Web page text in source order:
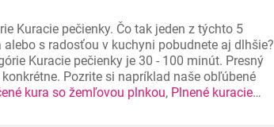
Kuracie pečienky. Čo tak jeden z týchto 5
s radosťou v kuchyni pobudnete aj dlhšie?
Kuracie pečienky je 30 - 100 minút. Presný
Pozrite si napríklad naše obľúbené
kura so žemľovou plnkou, Plnené kuracie